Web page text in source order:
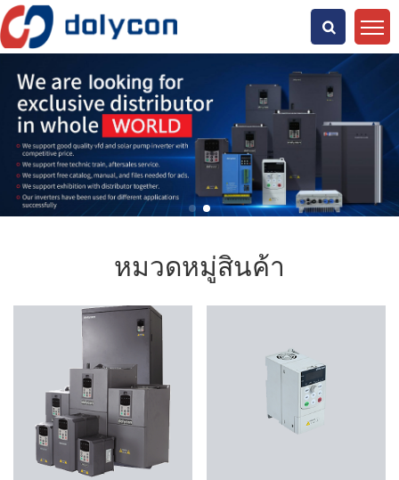
คุณกำลังมองหาอะไร?
หมวดหมู่สินค้า